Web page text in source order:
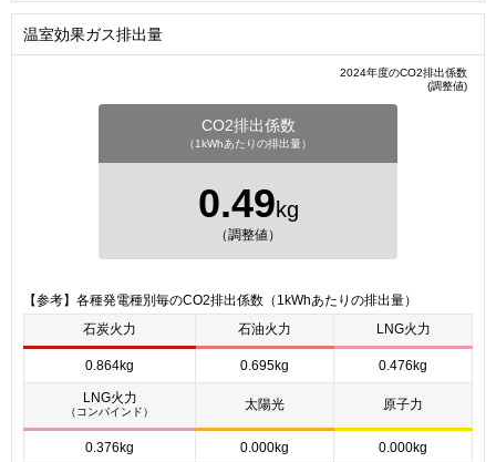
温室効果ガス排出量
2024年度のCO2排出係数
(調整値)
CO2排出係数
（1kWhあたりの排出量）
0.49kg
（調整値）
【参考】各種発電種別毎のCO2排出係数（1kWhあたりの排出量）
石炭火力
石油火力 LNG火力
0.864kg 0.695kg 0.476kg
LNG火力
（コンバインド） 太陽光 原子力
0.376kg 0.000kg 0.000kg